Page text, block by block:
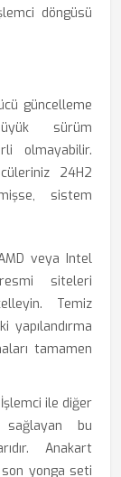
döngüsü
güncelleme
sürüm
olmayabilir.
24H2
sistem
veya Intel
siteleri
Temiz
yapılandırma
tamamen
İşlemci ile diğer
sağlayan bu
Anakart
yonga seti